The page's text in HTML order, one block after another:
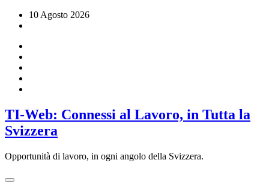
10 Agosto 2026
TI-Web: Connessi al Lavoro, in Tutta la
Svizzera
Opportunità di lavoro, in ogni angolo della Svizzera.